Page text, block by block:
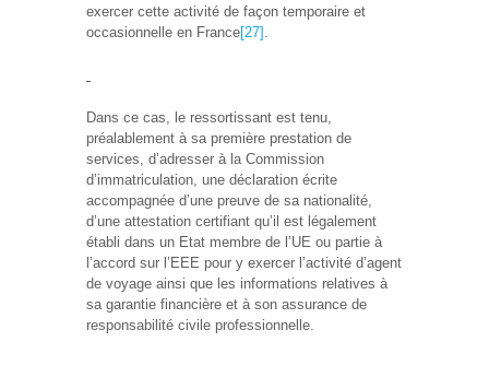
exercer cette activité de façon temporaire et
occasionnelle en France[27]
Dans ce cas, le ressortissant est tenu,
préalablement à sa première prestation de
services, d’adresser à la Commission
d’immatriculation, une déclaration écrite
accompagnée d’une preuve de sa nationalité,
d’une attestation certifiant qu’il est légalement
établi dans un Etat membre de l’UE ou partie à
l’accord sur l’EEE pour y exercer l’activité d’agent
de voyage ainsi que les informations relatives à
sa garantie financière et à son assurance de
responsabilité civile professionnelle.